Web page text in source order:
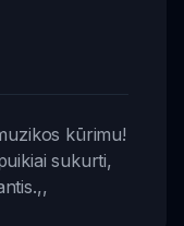
kūrimu!
sukurti,
,,